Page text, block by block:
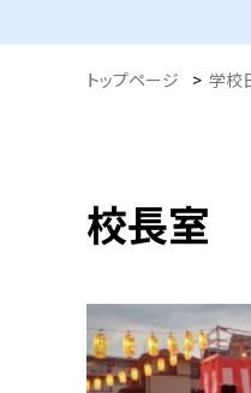
トップページ > 学校
校長室